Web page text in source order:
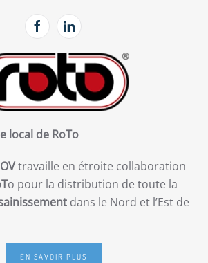
local de RoTo
travaille en étroite collaboration
o pour la distribution de toute la
dans le Nord et l’Est de
EN SAVOIR PLUS